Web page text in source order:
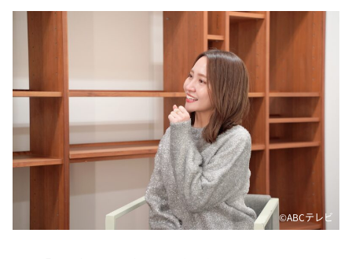
©️ABCテレビ